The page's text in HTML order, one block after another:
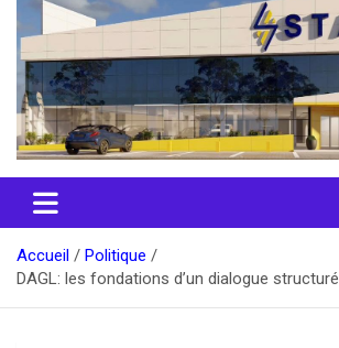
Accueil
Politique
DAGL: les fondations d’un dialogue structuré